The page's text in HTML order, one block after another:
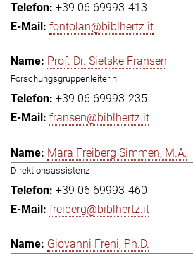
+39 06 69993-413
fontolan@biblhertz.it
Prof. Dr. Sietske Fransen
Forschungsgruppenleiterin
+39 06 69993-235
fransen@biblhertz.it
Mara Freiberg Simmen, M.A.
Direktionsassistenz
+39 06 69993-460
freiberg@biblhertz.it
Giovanni Freni, Ph.D.